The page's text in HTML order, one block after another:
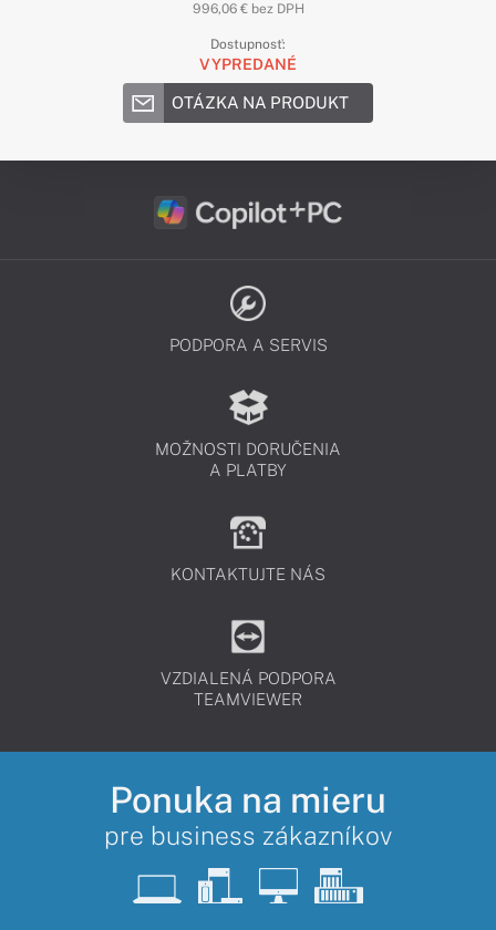
996,06 € bez DPH
Dostupnosť:
VYPREDANÉ
OTÁZKA NA PRODUKT
PODPORA A SERVIS
MOŽNOSTI DORUČENIA
A PLATBY
KONTAKTUJTE NÁS
VZDIALENÁ PODPORA
TEAMVIEWER
Ponuka na mieru
pre business zákazníkov